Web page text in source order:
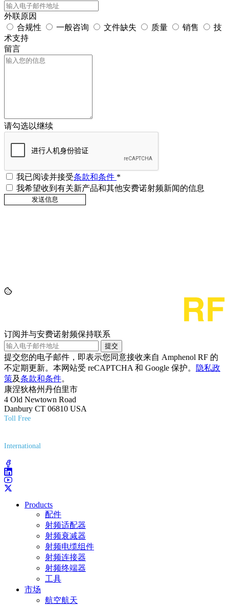
外联原因
合规性
一般咨询 文件缺失 质量 销售
技
术支持
留言
请勾选以继续
我已阅读并接受条款和条件 *
我希望收到有关新产品和其他安费诺射频新闻的信息
订阅并与安费诺射频保持联系
提交
提交您的电子邮件，即表示您同意接收来自 Amphenol RF 的
不定期更新。本网站受 reCAPTCHA 和 Google 保护。
隐私政
策及条款和条件。
康涅狄格州丹伯里市
4 Old Newtown Road
Danbury CT 06810 USA
Toll Free
International
Products
配件
射频适配器
射频衰减器
射频电缆组件
射频连接器
射频终端器
工具
市场
航空航天